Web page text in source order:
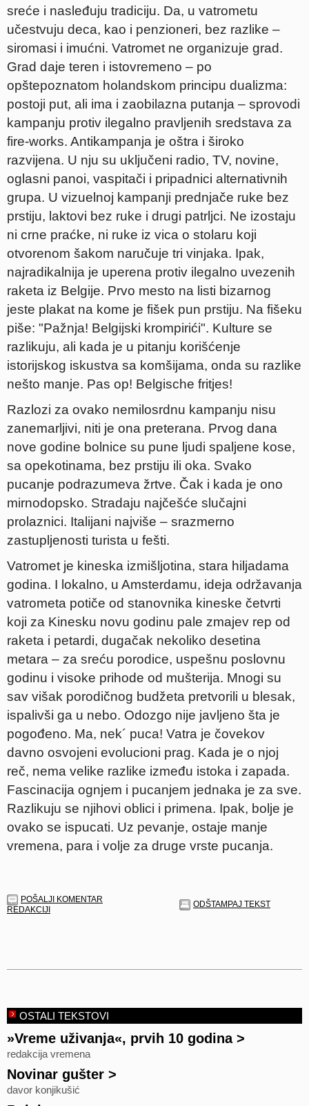
sreće i nasleđuju tradiciju. Da, u vatrometu
učestvuju deca, kao i penzioneri, bez razlike –
siromasi i imućni. Vatromet ne organizuje grad.
Grad daje teren i istovremeno – po
opštepoznatom holandskom principu dualizma:
postoji put, ali ima i zaobilazna putanja – sprovodi
kampanju protiv ilegalno pravljenih sredstava za
fire-works. Antikampanja je oštra i široko
razvijena. U nju su uključeni radio, TV, novine,
oglasni panoi, vaspitači i pripadnici alternativnih
grupa. U vizuelnoj kampanji prednjače ruke bez
prstiju, laktovi bez ruke i drugi patrljci. Ne izostaju
ni crne praćke, ni ruke iz vica o stolaru koji
otvorenom šakom naručuje tri vinjaka. Ipak,
najradikalnija je uperena protiv ilegalno uvezenih
raketa iz Belgije. Prvo mesto na listi bizarnog
jeste plakat na kome je fišek pun prstiju. Na fišeku
piše: "Pažnja! Belgijski krompirići". Kulture se
razlikuju, ali kada je u pitanju korišćenje
istorijskog iskustva sa komšijama, onda su razlike
nešto manje. Pas op! Belgische fritjes!
Razlozi za ovako nemilosrdnu kampanju nisu
zanemarljivi, niti je ona preterana. Prvog dana
nove godine bolnice su pune ljudi spaljene kose,
sa opekotinama, bez prstiju ili oka. Svako
pucanje podrazumeva žrtve. Čak i kada je ono
mirnodopsko. Stradaju najčešće slučajni
prolaznici. Italijani najviše – srazmerno
zastupljenosti turista u fešti.
Vatromet je kineska izmišljotina, stara hiljadama
godina. I lokalno, u Amsterdamu, ideja održavanja
vatrometa potiče od stanovnika kineske četvrti
koji za Kinesku novu godinu pale zmajev rep od
raketa i petardi, dugačak nekoliko desetina
metara – za sreću porodice, uspešnu poslovnu
godinu i visoke prihode od mušterija. Mnogi su
sav višak porodičnog budžeta pretvorili u blesak,
ispalivši ga u nebo. Odozgo nije javljeno šta je
pogođeno. Ma, nek´ puca! Vatra je čovekov
davno osvojeni evolucioni prag. Kada je o njoj
reč, nema velike razlike između istoka i zapada.
Fascinacija ognjem i pucanjem jednaka je za sve.
Razlikuju se njihovi oblici i primena. Ipak, bolje je
ovako se ispucati. Uz pevanje, ostaje manje
vremena, para i volje za druge vrste pucanja.
POŠALJI KOMENTAR
REDAKCIJI
ODŠTAMPAJ TEKST
OSTALI TEKSTOVI
»Vreme uživanja«, prvih 10 godina>
redakcija vremena
Novinar gušter >
davor konjikušić